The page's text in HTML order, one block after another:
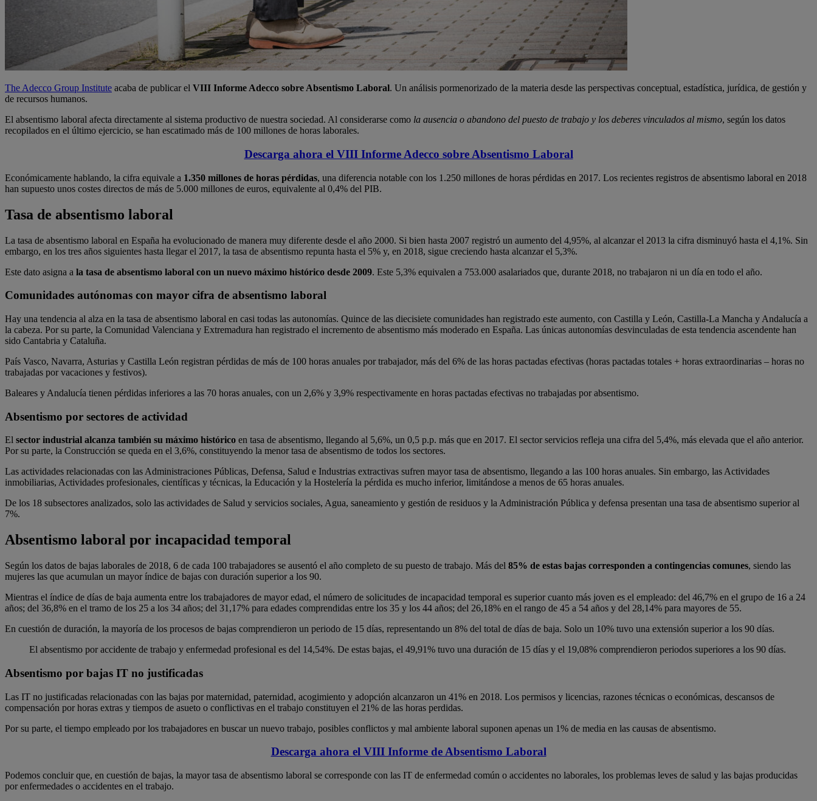
The Adecco Group Institute acaba de publicar el VIII Informe Adecco sobre Absentismo Laboral. Un análisis pormenorizado de la materia desde las perspectivas conceptual, estadística, jurídica, de gestión y
de recursos humanos.
El absentismo laboral afecta directamente al sistema productivo de nuestra sociedad. Al considerarse como la ausencia o abandono del puesto de trabajo y los deberes vinculados al mismo, según los datos
recopilados en el último ejercicio, se han escatimado más de 100 millones de horas laborales.
Descarga ahora el VIII Informe Adecco sobre Absentismo Laboral
Económicamente hablando, la cifra equivale a 1.350 millones de horas pérdidas, una diferencia notable con los 1.250 millones de horas pérdidas en 2017. Los recientes registros de absentismo laboral en 2018
han supuesto unos costes directos de más de 5.000 millones de euros, equivalente al 0,4% del PIB.
Tasa de absentismo laboral
La tasa de absentismo laboral en España ha evolucionado de manera muy diferente desde el año 2000. Si bien hasta 2007 registró un aumento del 4,95%, al alcanzar el 2013 la cifra disminuyó hasta el 4,1%. Sin
embargo, en los tres años siguientes hasta llegar el 2017, la tasa de absentismo repunta hasta el 5% y, en 2018, sigue creciendo hasta alcanzar el 5,3%.
Este dato asigna a la tasa de absentismo laboral con un nuevo máximo histórico desde 2009. Este 5,3% equivalen a 753.000 asalariados que, durante 2018, no trabajaron ni un día en todo el año.
Comunidades autónomas con mayor cifra de absentismo laboral
Hay una tendencia al alza en la tasa de absentismo laboral en casi todas las autonomías. Quince de las diecisiete comunidades han registrado este aumento, con Castilla y León, Castilla-La Mancha y Andalucía a
la cabeza. Por su parte, la Comunidad Valenciana y Extremadura han registrado el incremento de absentismo más moderado en España. Las únicas autonomías desvinculadas de esta tendencia ascendente han
sido Cantabria y Cataluña.
País Vasco, Navarra, Asturias y Castilla León registran pérdidas de más de 100 horas anuales por trabajador, más del 6% de las horas pactadas efectivas (horas pactadas totales + horas extraordinarias – horas no
trabajadas por vacaciones y festivos).
Baleares y Andalucía tienen pérdidas inferiores a las 70 horas anuales, con un 2,6% y 3,9% respectivamente en horas pactadas efectivas no trabajadas por absentismo.
Absentismo por sectores de actividad
El sector industrial alcanza también su máximo histórico en tasa de absentismo, llegando al 5,6%, un 0,5 p.p. más que en 2017. El sector servicios refleja una cifra del 5,4%, más elevada que el año anterior.
Por su parte, la Construcción se queda en el 3,6%, constituyendo la menor tasa de absentismo de todos los sectores.
Las actividades relacionadas con las Administraciones Públicas, Defensa, Salud e Industrias extractivas sufren mayor tasa de absentismo, llegando a las 100 horas anuales. Sin embargo, las Actividades
inmobiliarias, Actividades profesionales, científicas y técnicas, la Educación y la Hostelería la pérdida es mucho inferior, limitándose a menos de 65 horas anuales.
De los 18 subsectores analizados, solo las actividades de Salud y servicios sociales, Agua, saneamiento y gestión de residuos y la Administración Pública y defensa presentan una tasa de absentismo superior al
7%.
Absentismo laboral por incapacidad temporal
Según los datos de bajas laborales de 2018, 6 de cada 100 trabajadores se ausentó el año completo de su puesto de trabajo. Más del 85% de estas bajas corresponden a contingencias comunes, siendo las
mujeres las que acumulan un mayor índice de bajas con duración superior a los 90.
Mientras el índice de días de baja aumenta entre los trabajadores de mayor edad, el número de solicitudes de incapacidad temporal es superior cuanto más joven es el empleado: del 46,7% en el grupo de 16 a 24
años; del 36,8% en el tramo de los 25 a los 34 años; del 31,17% para edades comprendidas entre los 35 y los 44 años; del 26,18% en el rango de 45 a 54 años y del 28,14% para mayores de 55.
En cuestión de duración, la mayoría de los procesos de bajas comprendieron un periodo de 15 días, representando un 8% del total de días de baja. Solo un 10% tuvo una extensión superior a los 90 días.
El absentismo por accidente de trabajo y enfermedad profesional es del 14,54%. De estas bajas, el 49,91% tuvo una duración de 15 días y el 19,08% comprendieron periodos superiores a los 90 días.
Absentismo por bajas IT no justificadas
Las IT no justificadas relacionadas con las bajas por maternidad, paternidad, acogimiento y adopción alcanzaron un 41% en 2018. Los permisos y licencias, razones técnicas o económicas, descansos de
compensación por horas extras y tiempos de asueto o conflictivas en el trabajo constituyen el 21% de las horas perdidas.
Por su parte, el tiempo empleado por los trabajadores en buscar un nuevo trabajo, posibles conflictos y mal ambiente laboral suponen apenas un 1% de media en las causas de absentismo.
Descarga ahora el VIII Informe de Absentismo Laboral
Podemos concluir que, en cuestión de bajas, la mayor tasa de absentismo laboral se corresponde con las IT de enfermedad común o accidentes no laborales, los problemas leves de salud y las bajas producidas
por enfermedades o accidentes en el trabajo.